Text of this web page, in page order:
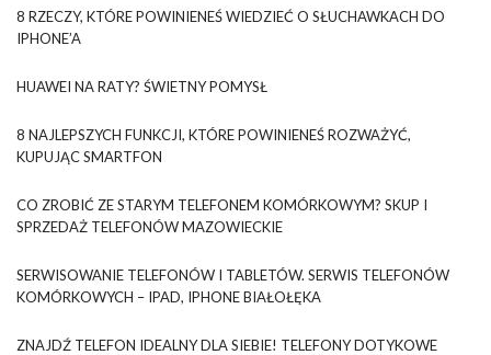
8 RZECZY, KTÓRE POWINIENEŚ WIEDZIEĆ O SŁUCHAWKACH DO
IPHONE’A
HUAWEI NA RATY? ŚWIETNY POMYSŁ
8 NAJLEPSZYCH FUNKCJI, KTÓRE POWINIENEŚ ROZWAŻYĆ,
KUPUJĄC SMARTFON
CO ZROBIĆ ZE STARYM TELEFONEM KOMÓRKOWYM? SKUP I
SPRZEDAŻ TELEFONÓW MAZOWIECKIE
SERWISOWANIE TELEFONÓW I TABLETÓW. SERWIS TELEFONÓW
KOMÓRKOWYCH – IPAD, IPHONE BIAŁOŁĘKA
ZNAJDŹ TELEFON IDEALNY DLA SIEBIE! TELEFONY DOTYKOWE